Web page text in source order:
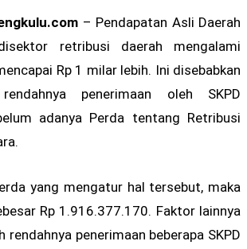
– Pendapatan Asli Daerah
retribusi daerah mengalami
Rp 1 milar lebih. Ini disebabkan
penerimaan oleh SKPD
adanya Perda tentang Retribusi
yang mengatur hal tersebut, maka
Rp 1.916.377.170. Faktor lainnya
rendahnya penerimaan beberapa SKPD